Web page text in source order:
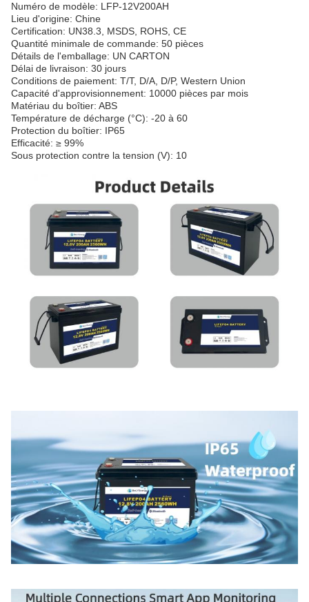
Numéro de modèle: LFP-12V200AH
Lieu d'origine: Chine
Certification: UN38.3, MSDS, ROHS, CE
Quantité minimale de commande: 50 pièces
Détails de l'emballage: UN CARTON
Délai de livraison: 30 jours
Conditions de paiement: T/T, D/A, D/P, Western Union
Capacité d'approvisionnement: 10000 pièces par mois
Matériau du boîtier: ABS
Température de décharge (°C): -20 à 60
Protection du boîtier: IP65
Efficacité: ≥ 99%
Sous protection contre la tension (V): 10